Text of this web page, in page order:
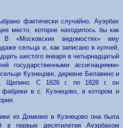
фактически случайно. Ауэрбах
место, которое находилось бы как
«Московских ведомостях» ему
сельца и, как записано в купчей,
шестого января в четырнадцатый
государственными ассигнациями»
Кузнецове, деревне Белавино и
Щепино. С 1826 г. по 1828 г. он
фабрики в с. Кузнецово, в котором и
из Домкино в Кузнецово она была
первые десятилетия Ауэрбахом